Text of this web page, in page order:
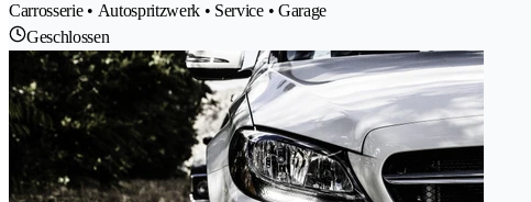
Carrosserie • Autospritzwerk • Service • Garage
Geschlossen